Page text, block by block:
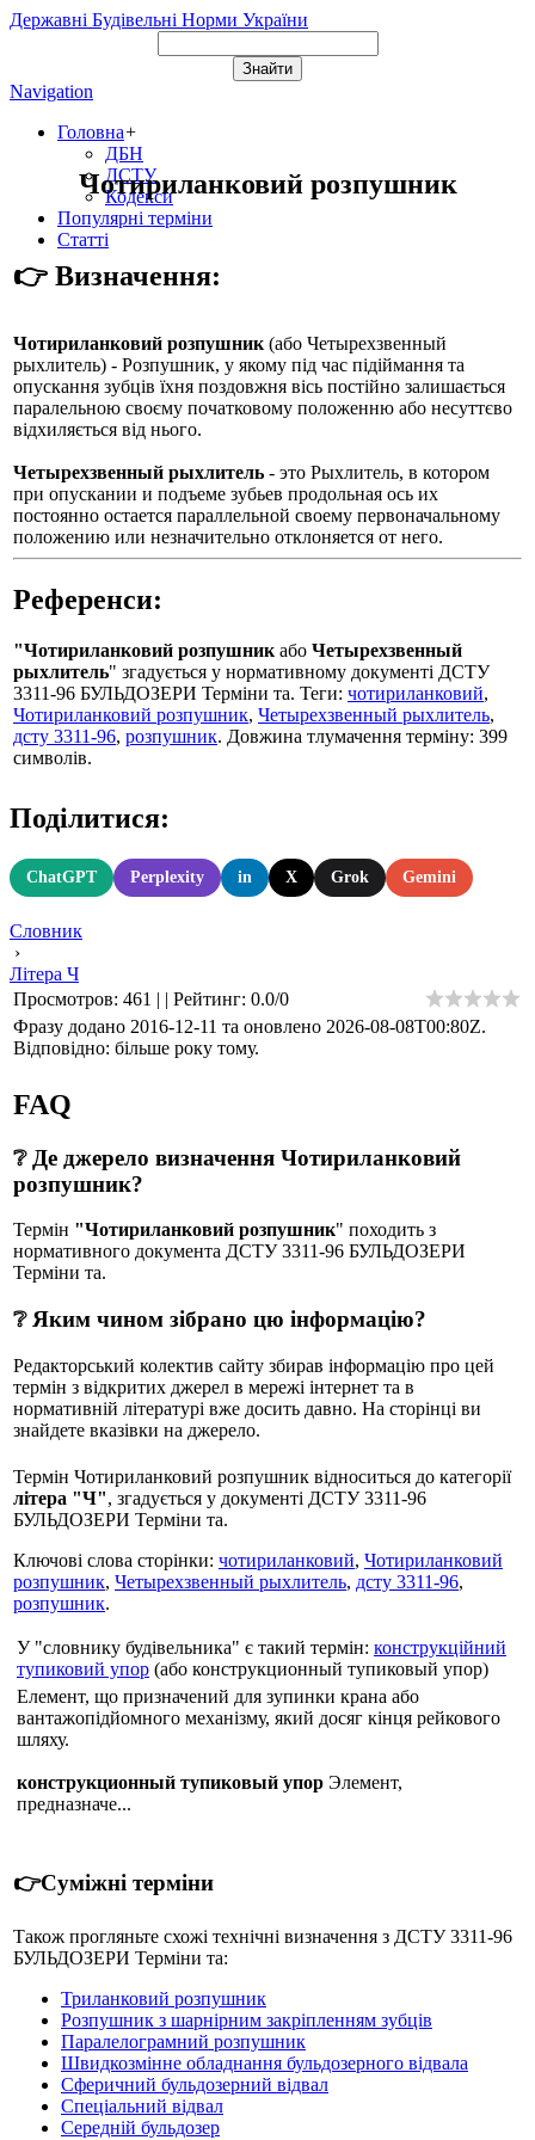
Державні Будівельні Норми України
Navigation
Головна+
ДБН
ДСТУ
Кодекси
Популярні терміни
Статті
Чотириланковий розпушник
👉 Визначення:
Чотириланковий розпушник (або Четырехзвенный
рыхлитель) - Розпушник, у якому під час підіймання та
опускання зубців їхня поздовжня вісь постійно залишається
паралельною своєму початковому положенню або несуттєво
відхиляється від нього.
Четырехзвенный рыхлитель - это Рыхлитель, в котором
при опускании и подъеме зубьев продольная ось их
постоянно остается параллельной своему первоначальному
положению или незначительно отклоняется от него.
Референси:
"Чотириланковий розпушник або Четырехзвенный
рыхлитель" згадується у нормативному документі ДСТУ
3311-96 БУЛЬДОЗЕРИ Термiни та. Теги: чотириланковий,
Чотириланковий розпушник, Четырехзвенный рыхлитель,
дсту 3311-96, розпушник. Довжина тлумачення терміну: 399
символів.
Поділитися:
ChatGPT Perplexity in X Grok Gemini
Словник
›
Літера Ч
Просмотров: 461 | | Рейтинг: 0.0/0
Фразу додано 2016-12-11 та оновлено 2026-08-08T00:80Z.
Відповідно: більше року тому.
FAQ
❔ Де джерело визначення Чотириланковий
розпушник?
Термін "Чотириланковий розпушник" походить з
нормативного документа ДСТУ 3311-96 БУЛЬДОЗЕРИ
Термiни та.
❔ Яким чином зібрано цю інформацію?
Редакторський колектив сайту збирав інформацію про цей
термін з відкритих джерел в мережі інтернет та в
нормативній літературі вже досить давно. На сторінці ви
знайдете вказівки на джерело.
Термін Чотириланковий розпушник відноситься до категорії
літера "Ч", згадується у документі ДСТУ 3311-96
БУЛЬДОЗЕРИ Термiни та.
Ключові слова сторінки: чотириланковий, Чотириланковий
розпушник, Четырехзвенный рыхлитель, дсту 3311-96,
розпушник.
У "словнику будівельника" є такий термін: конструкційний
тупиковий упор (або конструкционный тупиковый упор)
Елемент, що призначений для зупинки крана або
вантажопідйомного механізму, який досяг кінця рейкового
шляху.
конструкционный тупиковый упор Элемент,
предназначе...
👉Суміжні терміни
Також прогляньте схожі технічні визначення з ДСТУ 3311-96
БУЛЬДОЗЕРИ Термiни та:
Триланковий розпушник
Розпушник з шарнірним закріпленням зубців
Паралелограмний розпушник
Швидкозмінне обладнання бульдозерного відвала
Сферичний бульдозерний відвал
Спеціальний відвал
Середній бульдозер